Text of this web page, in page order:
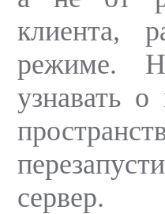
клиента,
режиме.
узнавать
сервер.